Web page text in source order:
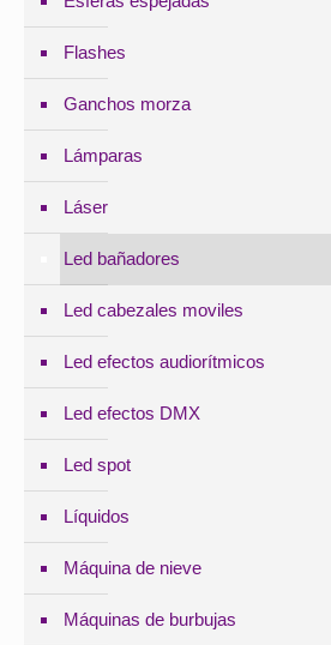
Flashes
Ganchos morza
Lámparas
Láser
Led bañadores
Led cabezales moviles
Led efectos audiorítmicos
Led efectos DMX
Led spot
Líquidos
Máquina de nieve
Máquinas de burbujas